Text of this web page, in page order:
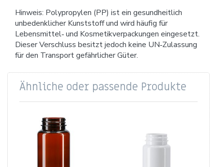
Hinweis: Polypropylen (PP) ist ein gesundheitlich
unbedenklicher Kunststoff und wird häufig für
Lebensmittel‑ und Kosmetikverpackungen eingesetzt.
Dieser Verschluss besitzt jedoch keine UN‑Zulassung
für den Transport gefährlicher Güter.
Ähnliche oder passende Produkte